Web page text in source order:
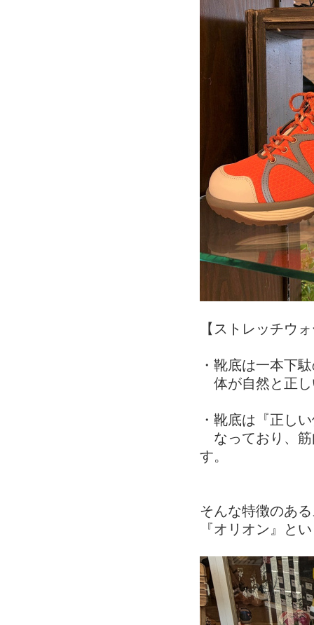
【ストレッチウ
・靴底は一本下
体が自然と正し
・靴底は『正し
なっており、筋
す。
そんな特徴のあ
『オリオン』と